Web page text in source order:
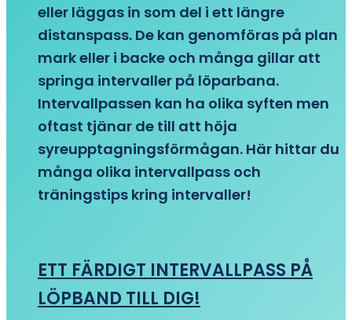
eller läggas in som del i ett längre
distanspass. De kan genomföras på plan
mark eller i backe och många gillar att
springa intervaller på löparbana.
Intervallpassen kan ha olika syften men
oftast tjänar de till att höja
syreupptagningsförmågan. Här hittar du
många olika intervallpass och
träningstips kring intervaller!
ETT FÄRDIGT INTERVALLPASS PÅ
LÖPBAND TILL DIG!